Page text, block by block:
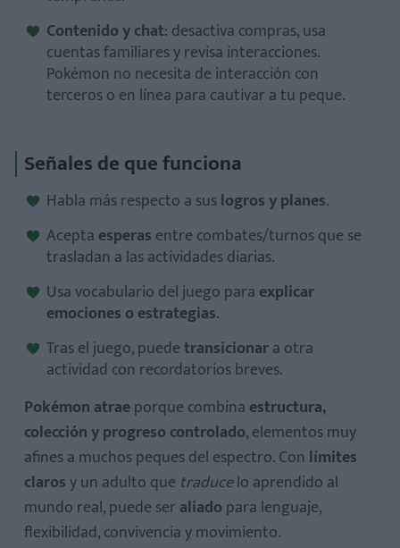
Contenido y chat: desactiva compras, usa
cuentas familiares y revisa interacciones.
Pokémon no necesita de interacción con
terceros o en línea para cautivar a tu peque.
Señales de que funciona
Habla más respecto a suslogros y planes.
Acepta esperas entre combates/turnos que se
trasladan a las actividades diarias.
Usa vocabulario del juego para explicar
emociones o estrategias.
Tras el juego, puedetransicionara otra
actividad con recordatorios breves.
Pokémon atraeporque combina estructura,
colección y progreso controlado, elementos muy
afines a muchos peques del espectro. Con límites
clarosy un adulto que traducelo aprendido al
mundo real, puede ser aliado para lenguaje,
flexibilidad, convivencia y movimiento.